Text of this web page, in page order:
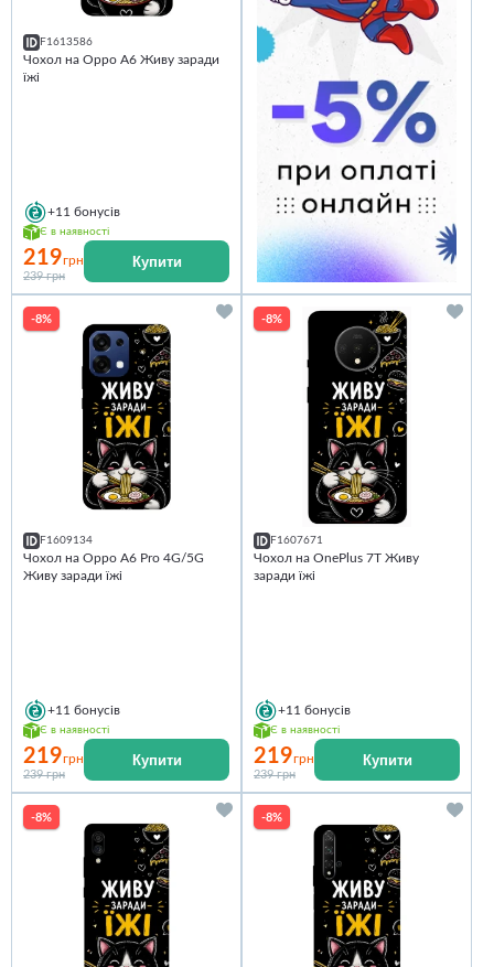
F1613586
Чохол на Oppo A6 Живу заради
їжі
+11 бонусів
Є в наявності
219грн
239 грн
Купити
-8%
F1609134
Чохол на Oppo A6 Pro 4G/5G
Живу заради їжі
+11 бонусів
Є в наявності
219грн
239 грн
Купити
-8%
F1607671
Чохол на OnePlus 7T Живу
заради їжі
+11 бонусів
Є в наявності
219грн
239 грн
Купити
-8% -8%